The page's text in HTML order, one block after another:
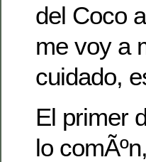
del Coco
me voy a
cuidado,
El primer
lo